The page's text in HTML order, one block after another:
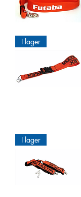
I lager
I lager